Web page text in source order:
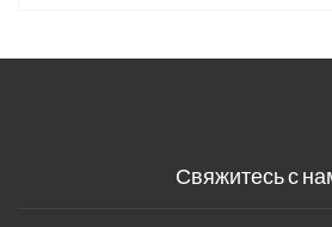
Свяжитесь с